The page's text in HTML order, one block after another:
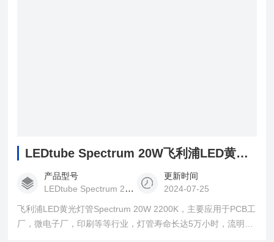
LEDtube Spectrum 20W飞利浦LED黄光灯管Spectrum 20W 2200K
产品型号
LEDtube Spectrum 20W
更新时间
2024-07-25
飞利浦LED黄光灯管Spectrum 20W 2200K，主要应用于PCB工
厂，微电子厂，印刷等等行业，灯管寿命长达5万小时，流明为